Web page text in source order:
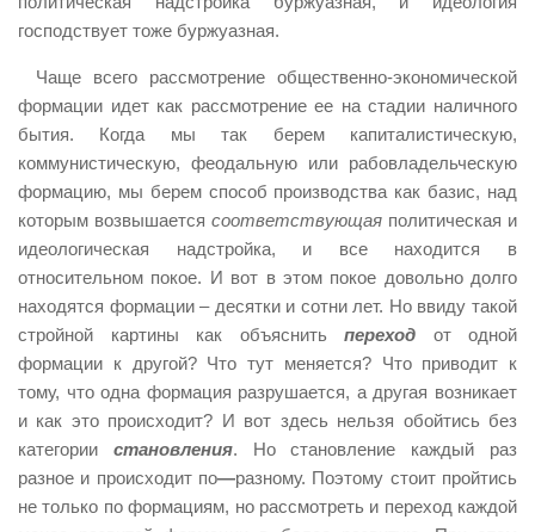
господствует тоже буржуазная.
Чаще всего рассмотрение общественно-экономической
формации идет как рассмотрение ее на стадии наличного
бытия. Когда мы так берем капиталистическую,
коммунистическую, феодальную или рабовладельческую
формацию, мы берем способ производства как базис, над
которым возвышается соответствующая политическая и
идеологическая надстройка, и все находится в
относительном покое. И вот в этом покое довольно долго
находятся формации – десятки и сотни лет. Но ввиду такой
стройной картины как объяснить переход от одной
формации к другой? Что тут меняется? Что приводит к
тому, что одна формация разрушается, а другая возникает
и как это происходит? И вот здесь нельзя обойтись без
категории становления. Но становление каждый раз
разное и происходит по—разному. Поэтому стоит пройтись
не только по формациям, но рассмотреть и переход каждой